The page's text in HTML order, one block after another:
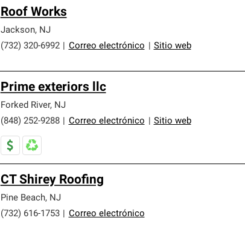
Roof Works
Jackson, NJ
(732) 320-6992
Correo electrónico Sitio web
Prime exteriors llc
Forked River, NJ
(848) 252-9288
Correo electrónico Sitio web
CT Shirey Roofing
Pine Beach, NJ
(732) 616-1753
Correo electrónico